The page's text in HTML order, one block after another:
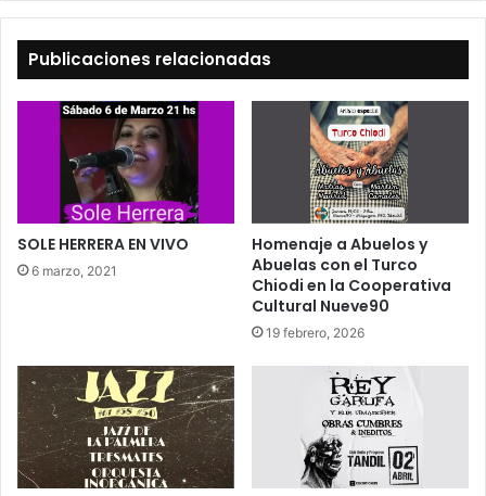
Publicaciones relacionadas
SOLE HERRERA EN VIVO
6 marzo, 2021
Homenaje a Abuelos y
Abuelas con el Turco
Chiodi en la Cooperativa
Cultural Nueve90
19 febrero, 2026